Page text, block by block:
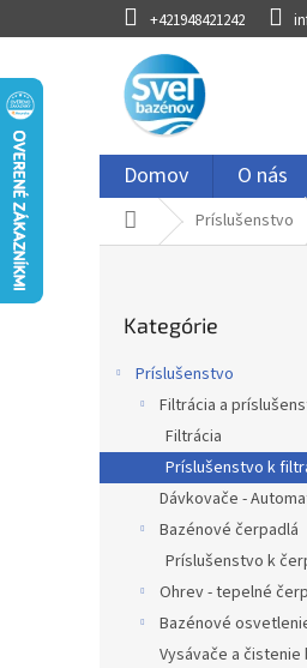
na
+421948421242
Domov O nás
DomovPríslušenstvo
kategórie
Kategórie
Príslušenstvo
Filtrácia a
Filtrácia
Príslušenstvo k
Dávkovače -
Bazénové čerpadlá
Príslušenstvo k
Ohrev - tepelné
Bazénové
Vysávače a čistenie